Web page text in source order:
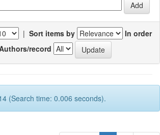
| Sort items by
In order
record
(Search time: 0.006 seconds).